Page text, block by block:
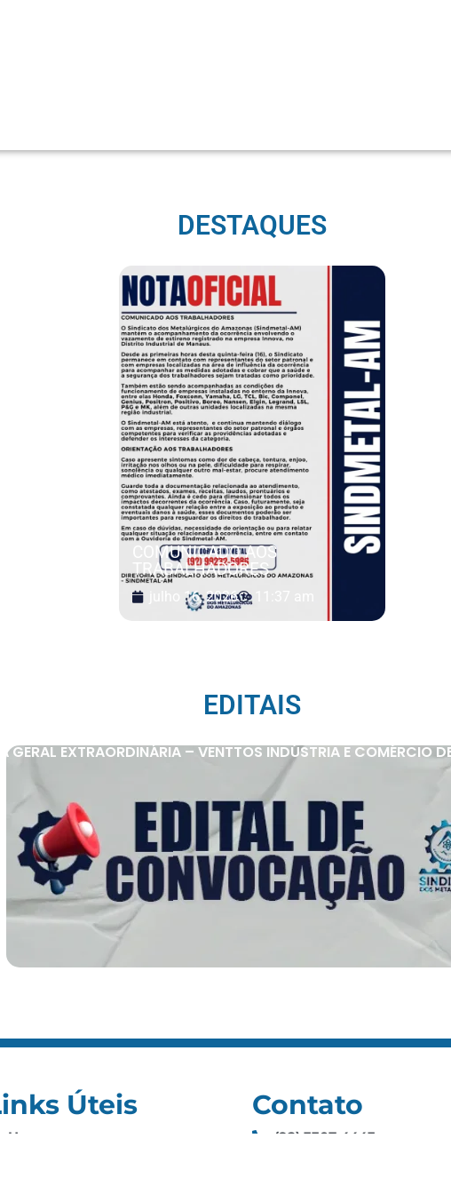
DESTAQUES
COMUNICADO AOS
TRABALHADORES
julho 16, 2026
EDITAIS
GERAL EXTRAORDINÁRIA – VENTTOS INDÚSTRIA E COMÉRCIO
Úteis
Home
Contato
(92) 3307-4443